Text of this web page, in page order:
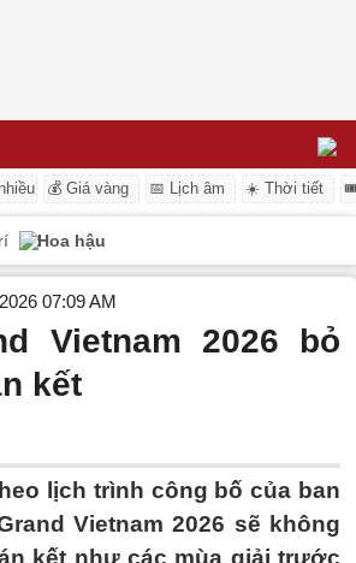
💰 Giá vàng 📅 Lịch âm ☀️ Thời tiết
Hoa hậu
07:09 AM
Vietnam 2026 bỏ
kết
lịch trình công bố của ban
Vietnam 2026 sẽ không
kết như các mùa giải trước